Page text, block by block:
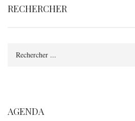
RECHERCHER
AGENDA